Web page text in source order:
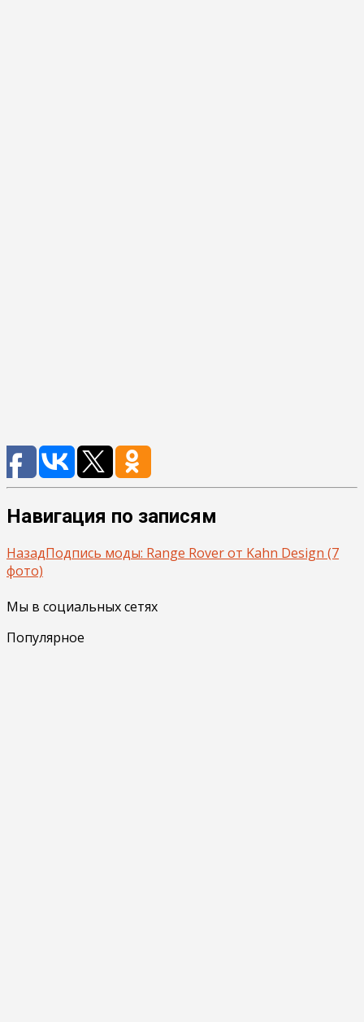
Навигация по записям
НазадПодпись моды: Range Rover от Kahn Design (7
фото)
Мы в социальных сетях
Популярное